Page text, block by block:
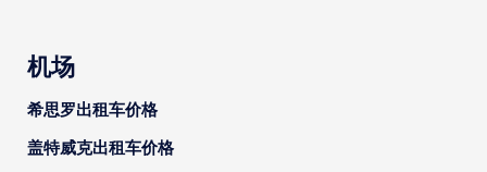
机场
希思罗出租车价格
盖特威克出租车价格